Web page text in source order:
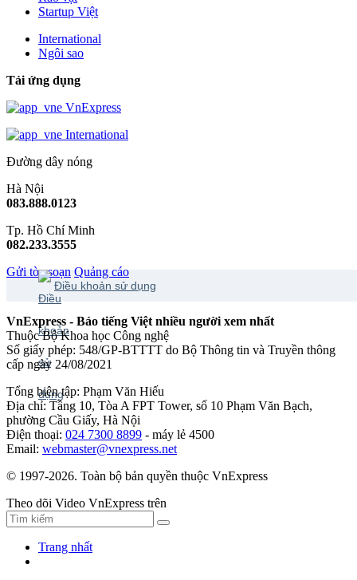
Startup Việt
International
Ngôi sao
Tải ứng dụng
VnExpress
International
Đường dây nóng
Hà Nội
083.888.0123
Tp. Hồ Chí Minh
082.233.3555
Gửi tòa soạn Quảng cáo
Điều khoản sử dụng
VnExpress - Báo tiếng Việt nhiều người xem nhất
Thuộc Bộ Khoa học Công nghệ
Số giấy phép: 548/GP-BTTTT do Bộ Thông tin và Truyền thông
cấp ngày 24/08/2021
Tổng biên tập: Phạm Văn Hiếu
Địa chỉ: Tầng 10, Tòa A FPT Tower, số 10 Phạm Văn Bạch,
phường Cầu Giấy, Hà Nội
Điện thoại: 024 7300 8899 - máy lẻ 4500
Email: webmaster@vnexpress.net
© 1997-2026. Toàn bộ bản quyền thuộc VnExpress
Theo dõi Video VnExpress trên
Trang nhất